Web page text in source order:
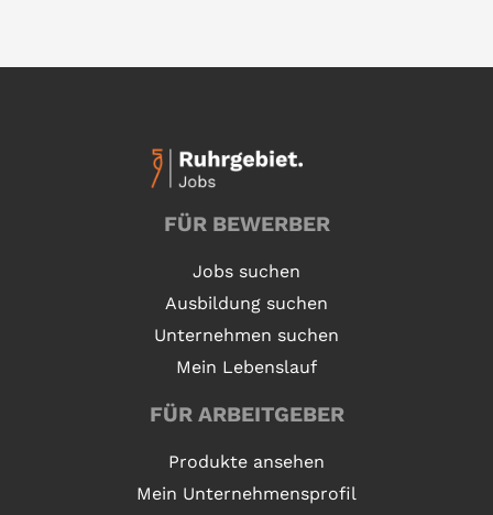
FÜR BEWERBER
Jobs suchen
Ausbildung suchen
Unternehmen suchen
Mein Lebenslauf
FÜR ARBEITGEBER
Produkte ansehen
Mein Unternehmensprofil